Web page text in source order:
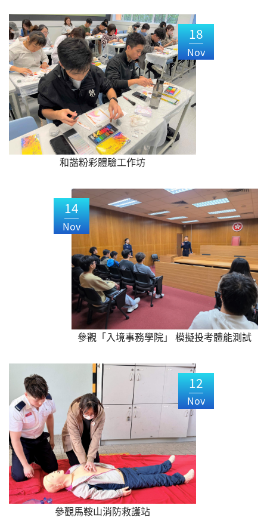
18
Nov
和諧粉彩體驗工作坊
14
Nov
參觀「入境事務學院」 模擬投考體能測試
12
Nov
參觀馬鞍山消防救護站